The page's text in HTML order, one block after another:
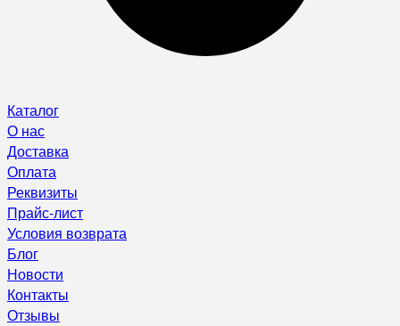
Каталог
О нас
Доставка
Оплата
Реквизиты
Прайс-лист
Условия возврата
Блог
Новости
Контакты
Отзывы